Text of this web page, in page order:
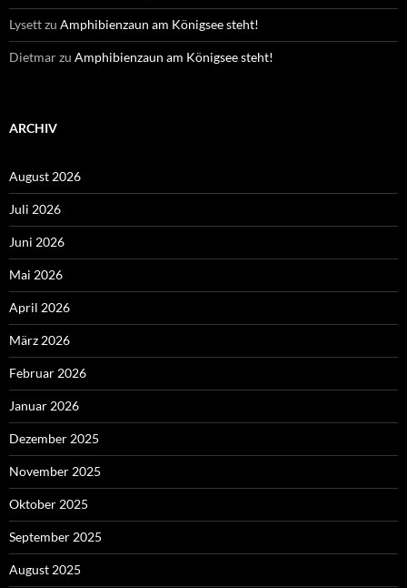
Lysettzu Amphibienzaun am Königsee steht!
Dietmarzu Amphibienzaun am Königsee steht!
ARCHIV
August 2026
Juli 2026
Juni 2026
Mai 2026
April 2026
März 2026
Februar 2026
Januar 2026
Dezember 2025
November 2025
Oktober 2025
September 2025
August 2025